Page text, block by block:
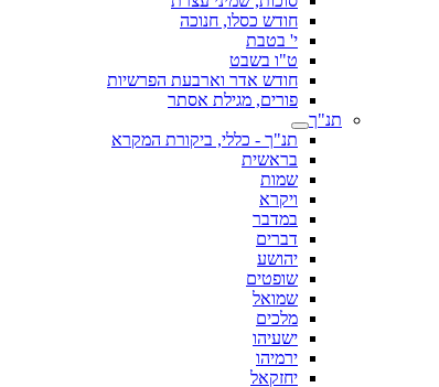
חודש כסלו, חנוכה
י' בטבת
ט"ו בשבט
חודש אדר וארבעת הפרשיות
פורים, מגילת אסתר
תנ"ך
תנ"ך - כללי, ביקורת המקרא
בראשית
שמות
ויקרא
במדבר
דברים
יהושע
שופטים
שמואל
מלכים
ישעיהו
ירמיהו
יחזקאל